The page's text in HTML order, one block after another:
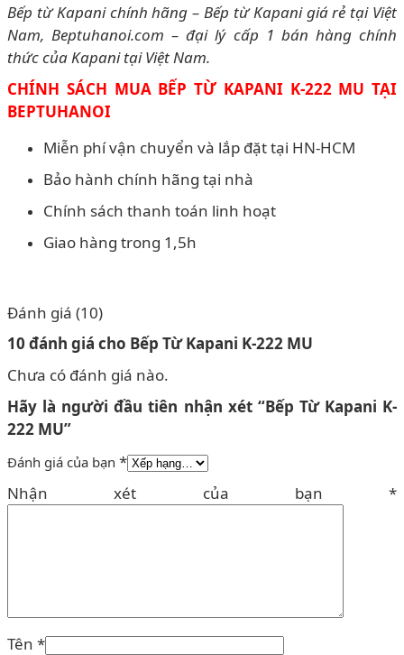
Bếp từ Kapani chính hãng – Bếp từ Kapani giá rẻ tại Việt
Nam, Beptuhanoi.com – đại lý cấp 1 bán hàng chính
thức của Kapani tại Việt Nam.
CHÍNH SÁCH MUA BẾP TỪ KAPANI K-222 MU TẠI
BEPTUHANOI
Miễn phí vận chuyển và lắp đặt tại HN-HCM
Bảo hành chính hãng tại nhà
Chính sách thanh toán linh hoạt
Giao hàng trong 1,5h
Đánh giá (10)
10 đánh giá cho Bếp Từ Kapani K-222 MU
Chưa có đánh giá nào.
Hãy là người đầu tiên nhận xét “Bếp Từ Kapani K-
222 MU”
Đánh giá của bạn *
Nhận xét của bạn *
Tên *